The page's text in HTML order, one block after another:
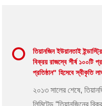
তিয়ানজিন ইউয়ানতাই
বিক্রয় রাজস্বে শীর্ষ ১০০টি
প্রতিষ্ঠান" হিসেবে স্বীকৃতি
২০১৩ সালের শেষে,
লিমিটেড “তিয়ানজিনের